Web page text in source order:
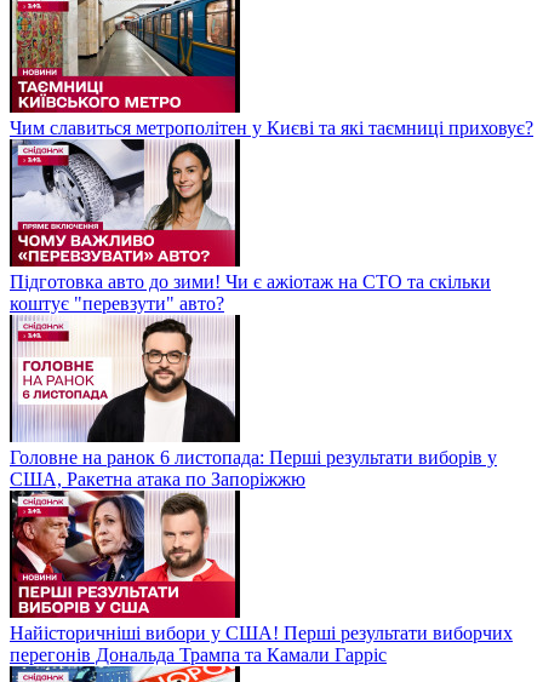
Чим славиться метрополітен у Києві та які таємниці приховує?
Підготовка авто до зими! Чи є ажіотаж на СТО та скільки
коштує "перевзути" авто?
Головне на ранок 6 листопада: Перші результати виборів у
США, Ракетна атака по Запоріжжю
Найісторичніші вибори у США! Перші результати виборчих
перегонів Дональда Трампа та Камали Гарріс